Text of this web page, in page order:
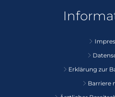
Erklärung zur
Barriere